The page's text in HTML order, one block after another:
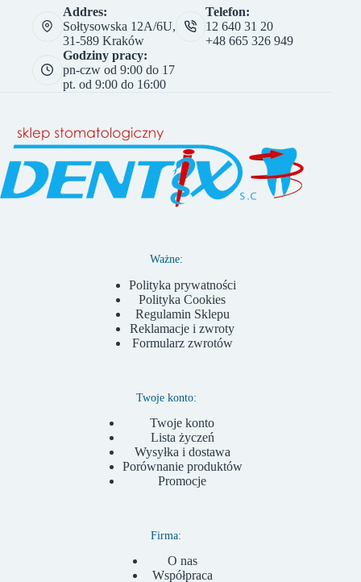
Addres:
Sołtysowska 12A/6U,
31-589 Kraków
Telefon:
12 640 31 20
+48 665 326 949
Godziny pracy:
pn-czw od 9:00 do 17
pt. od 9:00 do 16:00
Ważne:
Polityka prywatności
Polityka Cookies
Regulamin Sklepu
Reklamacje i zwroty
Formularz zwrotów
Twoje konto:
Twoje konto
Lista życzeń
Wysyłka i dostawa
Porównanie produktów
Promocje
Firma:
O nas
Współpraca